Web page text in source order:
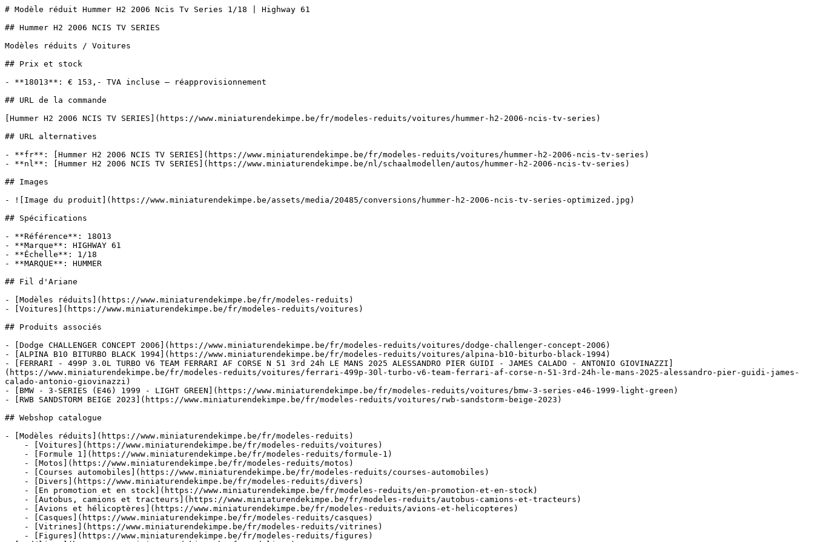
# Modèle réduit Hummer H2 2006 Ncis Tv Series 1/18 | Highway 61
## Hummer H2 2006 NCIS TV SERIES
Modèles réduits / Voitures
## Prix et stock
- **18013**: € 153,- TVA incluse — réapprovisionnement
## URL de la commande
[Hummer H2 2006 NCIS TV SERIES](https://www.miniaturendekimpe.be/fr/modeles-reduits/voitures/hummer-h2-2006-ncis-tv-series)
## URL alternatives
- **fr**: [Hummer H2 2006 NCIS TV SERIES](https://www.miniaturendekimpe.be/fr/modeles-reduits/voitures/hummer-h2-2006-ncis-tv-series)
- **nl**: [Hummer H2 2006 NCIS TV SERIES](https://www.miniaturendekimpe.be/nl/schaalmodellen/autos/hummer-h2-2006-ncis-tv-series)
## Images
- ![Image du produit](https://www.miniaturendekimpe.be/assets/media/20485/conversions/hummer-h2-2006-ncis-tv-series-optimized.jpg)
## Spécifications
- **Référence**: 18013
- **Marque**: HIGHWAY 61
- **Échelle**: 1/18
- **MARQUE**: HUMMER
## Fil d'Ariane
- [Modèles réduits](https://www.miniaturendekimpe.be/fr/modeles-reduits)
- [Voitures](https://www.miniaturendekimpe.be/fr/modeles-reduits/voitures)
## Produits associés
- [Dodge CHALLENGER CONCEPT 2006](https://www.miniaturendekimpe.be/fr/modeles-reduits/voitures/dodge-challenger-concept-2006)
- [ALPINA B10 BITURBO BLACK 1994](https://www.miniaturendekimpe.be/fr/modeles-reduits/voitures/alpina-b10-biturbo-black-1994)
- [FERRARI - 499P 3.0L TURBO V6 TEAM FERRARI AF CORSE N 51 3rd 24h LE MANS 2025 ALESSANDRO PIER GUIDI - JAMES CALADO - ANTONIO GIOVINAZZI]
(https://www.miniaturendekimpe.be/fr/modeles-reduits/voitures/ferrari-499p-30l-turbo-v6-team-ferrari-af-corse-n-51-3rd-24h-le-mans-2025-alessandro-pier-guidi-james-
calado-antonio-giovinazzi)
- [BMW - 3-SERIES (E46) 1999 - LIGHT GREEN](https://www.miniaturendekimpe.be/fr/modeles-reduits/voitures/bmw-3-series-e46-1999-light-green)
- [RWB SANDSTORM BEIGE 2023](https://www.miniaturendekimpe.be/fr/modeles-reduits/voitures/rwb-sandstorm-beige-2023)
## Webshop catalogue
- [Modèles réduits](https://www.miniaturendekimpe.be/fr/modeles-reduits)